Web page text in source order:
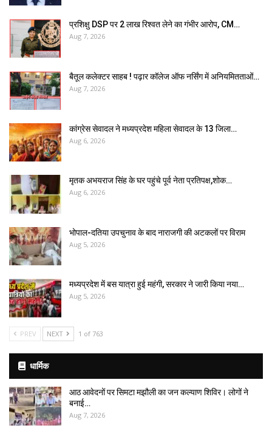
प्रशिक्षु DSP पर ₹2 लाख रिश्वत लेने का गंभीर आरोप, CM…
Aug 7, 2026
बैतूल कलेक्टर साहब ! पढ़ार कॉलेज ऑफ नर्सिंग में अनियमितताओं…
Aug 7, 2026
कांग्रेस सेवादल ने मध्यप्रदेश महिला सेवादल के 13 जिला…
Aug 6, 2026
मृतक अभयराज सिंह के घर पहुंचे पूर्व नेता प्रतिपक्ष,शोक…
Aug 6, 2026
भोपाल-दतिया उपचुनाव के बाद नाराजगी की अटकलों पर विराम
Aug 5, 2026
मध्यप्रदेश में बस यात्रा हुई महंगी, सरकार ने जारी किया नया…
Aug 5, 2026
PREV NEXT 1 of 763
धार्मिक
आठ आवेदनों पर सिमटा मझौली का जन कल्याण शिविर। लोगों ने
बनाई…
Aug 7, 2026